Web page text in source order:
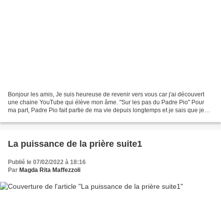
Bonjour les amis, Je suis heureuse de revenir vers vous car j'ai découvert
une chaine YouTube qui élève mon âme. "Sur les pas du Padre Pio" Pour
ma part, Padre Pio fait partie de ma vie depuis longtemps et je sais que je
La puissance de la prière suite1
Publié le 07/02/2022 à 18:16
Par Magda Rita Maffezzoli